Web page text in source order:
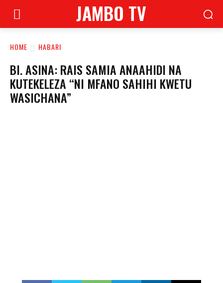
JAMBO TV
HOME HABARI
BI. ASINA: RAIS SAMIA ANAAHIDI NA
KUTEKELEZA “NI MFANO SAHIHI KWETU
WASICHANA”